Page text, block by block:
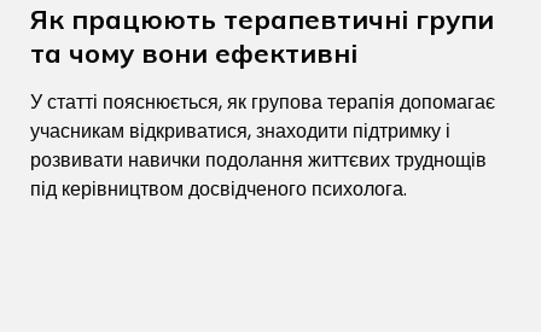
Як працюють терапевтичні групи
та чому вони ефективні
У статті пояснюється, як групова терапія допомагає
учасникам відкриватися, знаходити підтримку і
розвивати навички подолання життєвих труднощів
під керівництвом досвідченого психолога.